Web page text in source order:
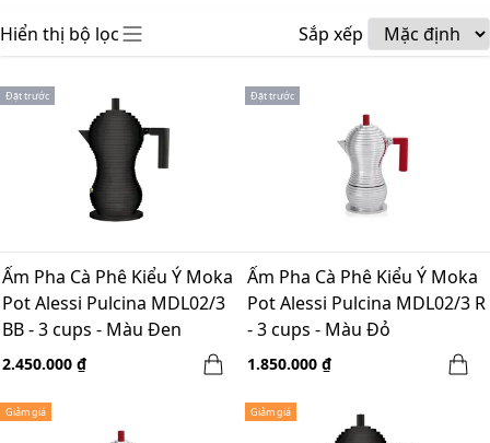
Hiển thị bộ lọc Sắp xếp
Đặt trước
Ấm Pha Cà Phê Kiểu Ý Moka
Pot Alessi Pulcina MDL02/3
BB - 3 cups - Màu Đen
2.450.000 ₫
Đặt trước
Ấm Pha Cà Phê Kiểu Ý Moka
Pot Alessi Pulcina MDL02/3 R
- 3 cups - Màu Đỏ
1.850.000 ₫
Giảm giá Giảm giá